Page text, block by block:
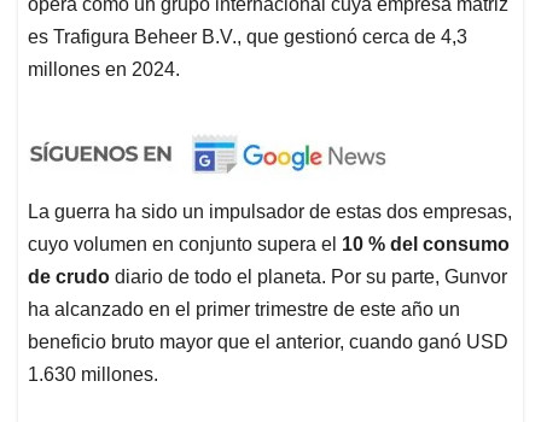
opera como un grupo internacional cuya empresa matriz
es Trafigura Beheer B.V., que gestionó cerca de 4,3
millones en 2024.
La guerra ha sido un impulsador de estas dos empresas,
cuyo volumen en conjunto supera el 10 % del consumo
de crudo diario de todo el planeta. Por su parte, Gunvor
ha alcanzado en el primer trimestre de este año un
beneficio bruto mayor que el anterior, cuando ganó USD
1.630 millones.